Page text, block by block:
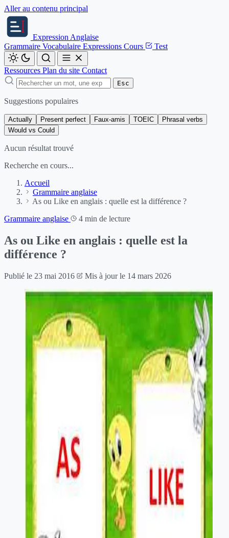
Aller au contenu principal
Expression Anglaise
Grammaire Vocabulaire Expressions Cours Test
Ressources Plan du site Contact
Esc
Suggestions populaires
Actually Present perfect Faux-amis TOEIC
Phrasal verbs
Would vs Could
Aucun résultat trouvé
Recherche en cours...
Accueil
Grammaire anglaise
As ou Like en anglais : quelle est la différence ?
Grammaire anglaise
4 min de lecture
As ou Like en anglais : quelle est la
différence ?
Publié le 23 mai 2016 Mis à jour le 14 mars 2026